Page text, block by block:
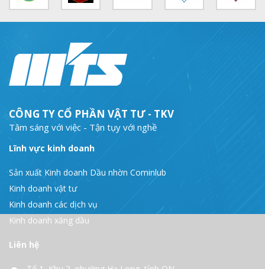
MTS: Sự kiện nổi bật trong tháng 3
Nhà máy
CÔNG TY CỔ PHẦN VẬT TƯ - TKV
Tâm sáng với việc - Tận tụy với nghề
Lĩnh vực kinh doanh
Sản xuất Kinh doanh Dầu nhờn Cominlub
Kinh doanh vật tư
Kinh doanh các dịch vụ
Kinh doanh xăng dầu
Liên hệ